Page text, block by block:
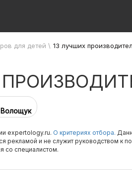
для детей \ 13 лучших
expertology.ru. О критериях отбора.
рекламой и не служит руководством к
со специалистом.